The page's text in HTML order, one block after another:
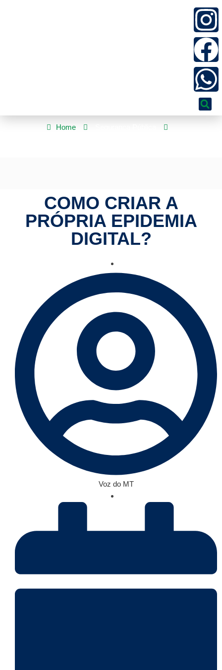
Home
COMO CRIAR A
PRÓPRIA EPIDEMIA
DIGITAL?
Voz do MT